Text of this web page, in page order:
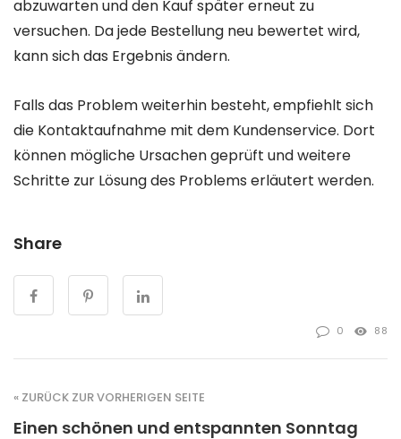
abzuwarten und den Kauf später erneut zu
versuchen. Da jede Bestellung neu bewertet wird,
kann sich das Ergebnis ändern.
Falls das Problem weiterhin besteht, empfiehlt sich
die Kontaktaufnahme mit dem Kundenservice. Dort
können mögliche Ursachen geprüft und weitere
Schritte zur Lösung des Problems erläutert werden.
Share
0 88
« ZURÜCK ZUR VORHERIGEN SEITE
Einen schönen und entspannten Sonntag